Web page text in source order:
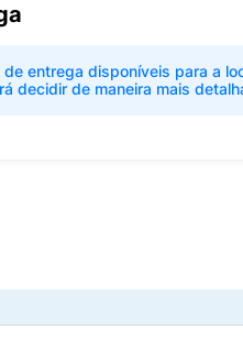
entrega disponíveis para a
decidir de maneira mais